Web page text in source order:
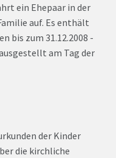
ein Ehepaar in der
auf. Es enthält
bis zum 31.12.2008 -
am Tag der
der Kinder
die kirchliche